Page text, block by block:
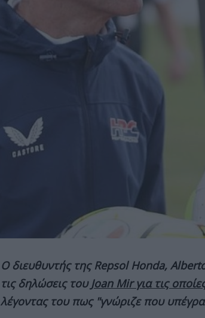
Ο διευθυντής της Repsol Honda,
τις δηλώσεις του Joan Mir για τις
λέγοντας του πως "γνώριζε που